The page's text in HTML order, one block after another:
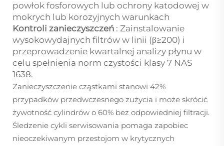
powłok fosforowych lub ochrony katodowej w
mokrych lub korozyjnych warunkach
Kontroli zanieczyszczeń : Zainstalowanie
wysokowydajnych filtrów w linii (β≥200) i
przeprowadzenie kwartalnej analizy płynu w
celu spełnienia norm czystości klasy 7 NAS
1638.
Zanieczyszczenie cząstkami stanowi 42%
przypadków przedwczesnego zużycia i może skrócić
żywotność cylindrów o 60% bez odpowiedniej filtracji.
Śledzenie cykli serwisowania pomaga zapobiec
nieoczekiwanym przestojom w krytycznych